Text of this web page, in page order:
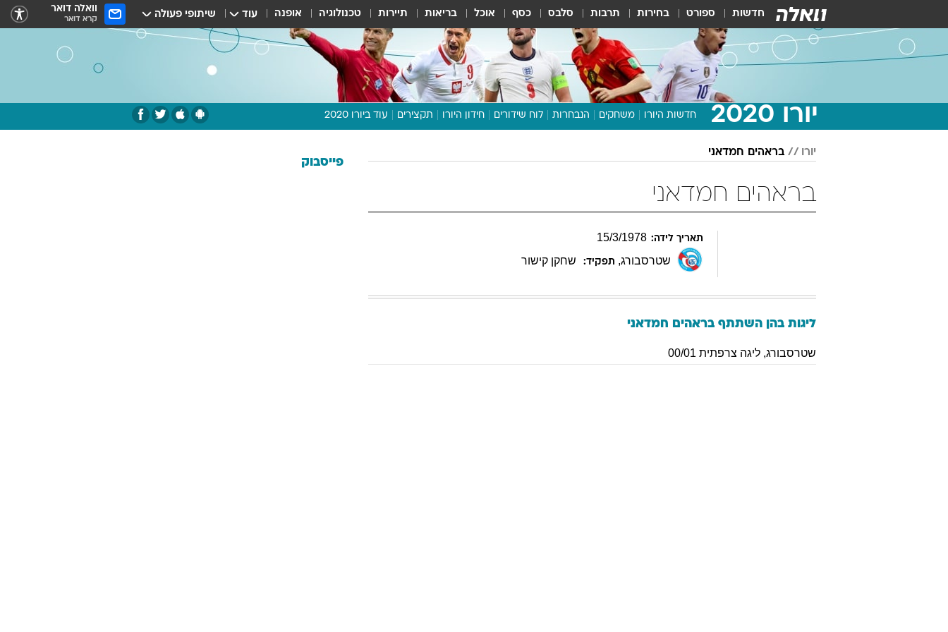
חדשות ספורט בחירות תרבות סלבס כסף אוכל בריאות תיירות טכנולוגיה אופנה עוד שיתופי פעולה וואלה דואר
קרא דואר
יורו 2020 חדשות היורו משחקים הנבחרות לוח שידורים חידון היורו תקצירים עוד ביורו 2020
תכנית היורו
יורו בראהים חמדאני
בראהים חמדאני
תאריך לידה: 15/3/1978
שטרסבורג, תפקיד: שחקן קישור
ליגות בהן השתתף בראהים חמדאני
שטרסבורג, ליגה צרפתית 00/01
פייסבוק